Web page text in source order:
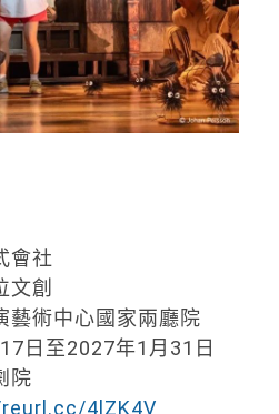
會社
文創
藝術中心國家兩廳院
日至2027年1月31日
院
4lZK4V